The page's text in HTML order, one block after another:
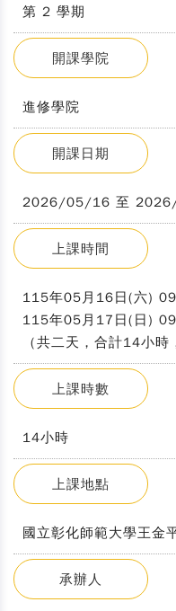
第 2 學期
開課學院
進修學院
開課日期
2026/05/16 至
上課時間
115年05月16日(六)
115年05月17日(日)
（共二天，合計14小時
上課時數
14小時
上課地點
國立彰化師範大學王金
承辦人